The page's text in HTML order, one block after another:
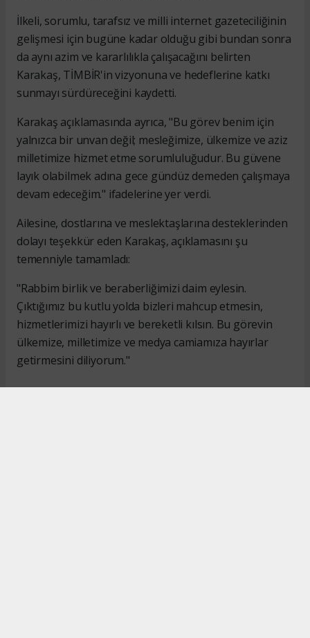
İlkeli, sorumlu, tarafsız ve milli internet gazeteciliğinin
gelişmesi için bugüne kadar olduğu gibi bundan sonra
da aynı azim ve kararlılıkla çalışacağını belirten
Karakaş, TİMBİR'in vizyonuna ve hedeflerine katkı
sunmayı sürdüreceğini kaydetti.
Karakaş açıklamasında ayrıca, "Bu görev benim için
yalnızca bir unvan değil; mesleğimize, ülkemize ve aziz
milletimize hizmet etme sorumluluğudur. Bu güvene
layık olabilmek adına gece gündüz demeden çalışmaya
devam edeceğim." ifadelerine yer verdi.
Ailesine, dostlarına ve meslektaşlarına desteklerinden
dolayı teşekkür eden Karakaş, açıklamasını şu
temenniyle tamamladı:
"Rabbim birlik ve beraberliğimizi daim eylesin.
Çıktığımız bu kutlu yolda bizleri mahcup etmesin,
hizmetlerimizi hayırlı ve bereketli kılsın. Bu görevin
ülkemize, milletimize ve medya camiamıza hayırlar
getirmesini diliyorum."